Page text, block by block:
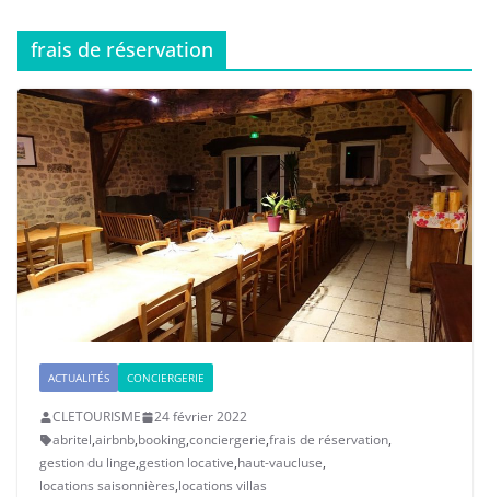
frais de réservation
ACTUALITÉS CONCIERGERIE
CLETOURISME
24 février 2022
abritel,airbnb,booking,conciergerie,frais de réservation,
gestion du linge,gestion locative,haut-vaucluse,
locations saisonnières,locations villas